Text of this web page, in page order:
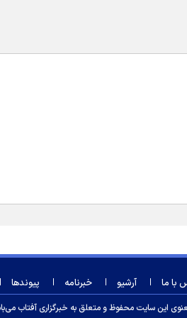
با ما آرشیو خبرنامه پیوندها
این سایت محفوظ و متعلق به خبرگزاری آفتاب